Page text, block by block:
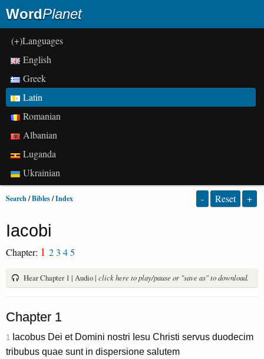
WordPlanet
(+)Languages
English
Greek
Latin
Romanian
Albanian
Luganda
Ukrainian
Search/Bibles/Index - Reset +
Iacobi
Chapter: 1 23 45
Hear Chapter 1 | Audio | click here to play/pause or "save as" to download.
Chapter 1
1
Iacobus Dei et Domini nostri Iesu Christi servus duodecim
tribubus quae sunt in dispersione salutem